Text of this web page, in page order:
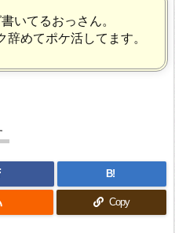
いてるおっさん。
めてポケ活してます。
B!
Copy